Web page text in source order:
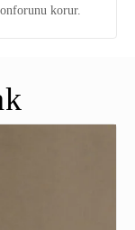
korur.